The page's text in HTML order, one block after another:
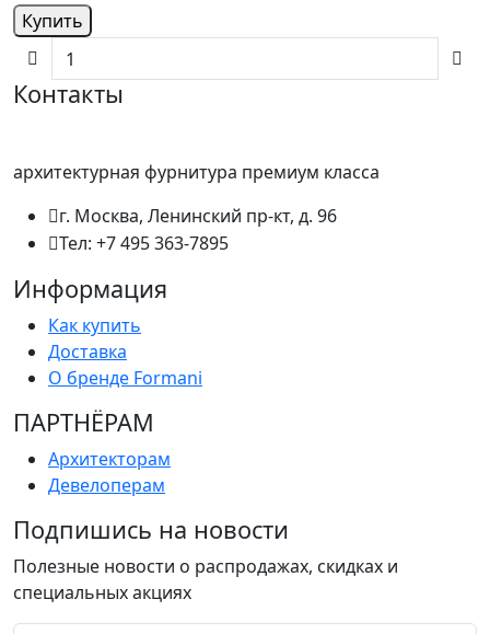
Купить
Контакты
архитектурная фурнитура премиум класса
г. Москва, Ленинский пр-кт, д. 96
Тел: +7 495 363-7895
Информация
Как купить
Доставка
О бренде Formani
ПАРТНËРАМ
Архитекторам
Девелоперам
Подпишись на новости
Полезные новости о распродажах, скидках и
специальных акциях